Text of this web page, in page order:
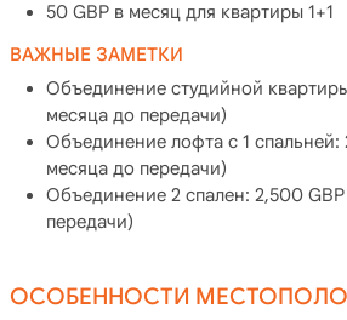
50 GBP в месяц для квартиры 1+1
ВАЖНЫЕ ЗАМЕТКИ
Объединение студийной
месяца до передачи)
Объединение лофта с 1 спальней:
месяца до передачи)
Объединение 2 спален: 2,500
передачи)
ОСОБЕННОСТИ